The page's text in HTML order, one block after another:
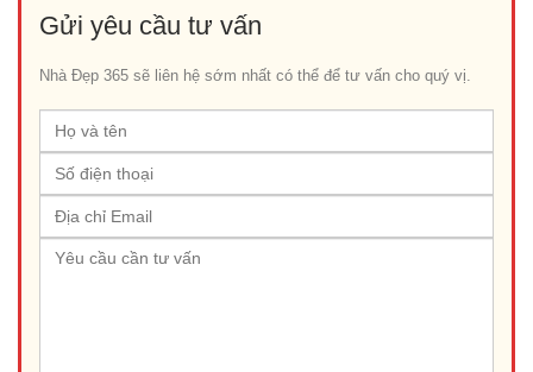
Gửi yêu cầu tư vấn
Nhà Đẹp 365 sẽ liên hệ sớm nhất có thể để tư vấn cho quý vị.